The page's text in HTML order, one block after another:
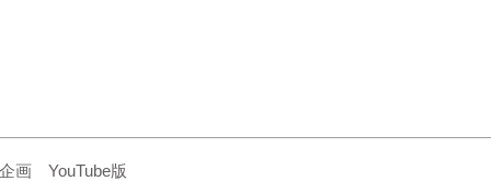
企画 YouTube版